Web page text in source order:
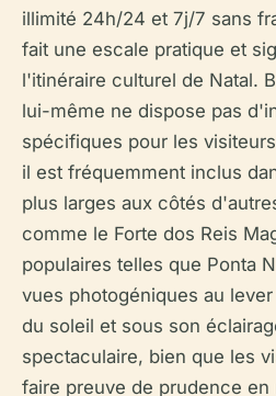
illimité 24h/24 et 7j/7 sans
fait une escale pratique et
l'itinéraire culturel de Natal.
lui-même ne dispose pas
spécifiques pour les
il est fréquemment inclus
plus larges aux côtés
comme le Forte dos Reis
populaires telles que Ponta
vues photogéniques au
du soleil et sous son
spectaculaire, bien que les
faire preuve de prudence en